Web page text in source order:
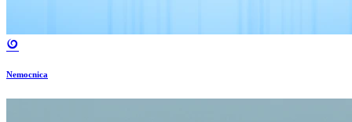
Nemocnica